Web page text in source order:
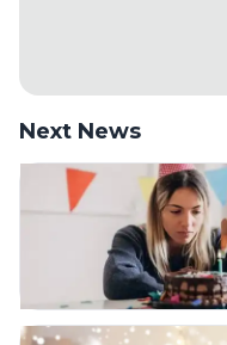
Next News